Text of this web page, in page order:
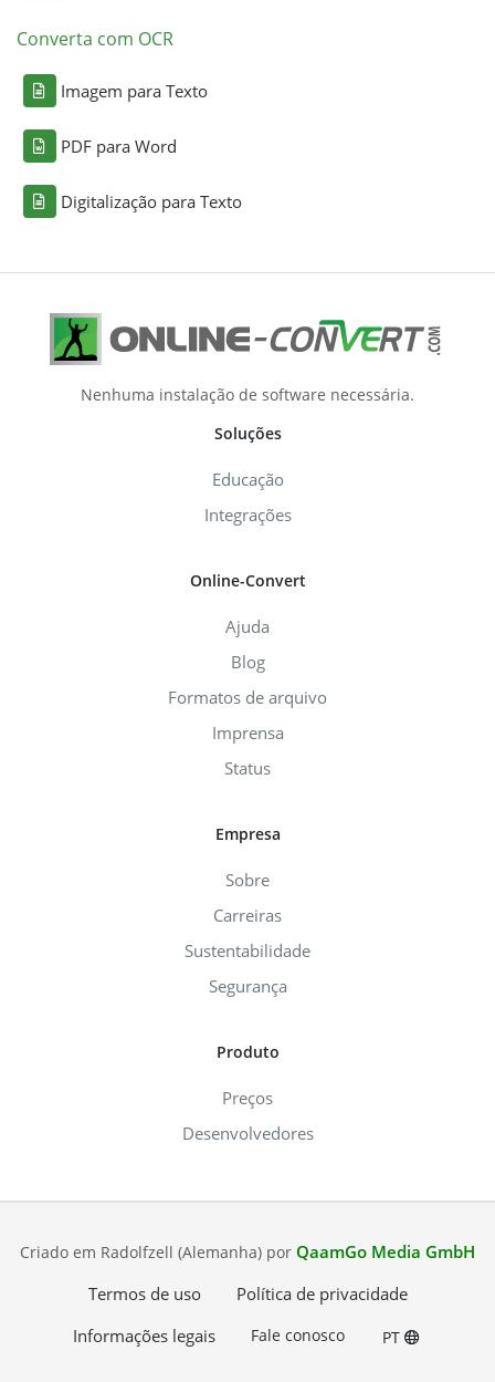
Converta com OCR
Imagem para Texto
PDF para Word
Digitalização para Texto
Nenhuma instalação de software necessária.
Soluções
Educação
Integrações
Online-Convert
Ajuda
Blog
Formatos de arquivo
Imprensa
Status
Empresa
Sobre
Carreiras
Sustentabilidade
Segurança
Produto
Preços
Desenvolvedores
Criado em Radolfzell (Alemanha) por QaamGo Media GmbH
Termos de uso
Política de privacidade
Informações legais
Fale conosco PT